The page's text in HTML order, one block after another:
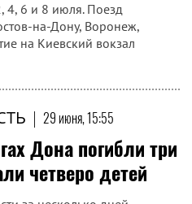
4, 6 и 8 июля. Поезд
на-Дону, Воронеж,
на Киевский вокзал
| 29 июня, 15:55
Дона погибли три
четверо детей